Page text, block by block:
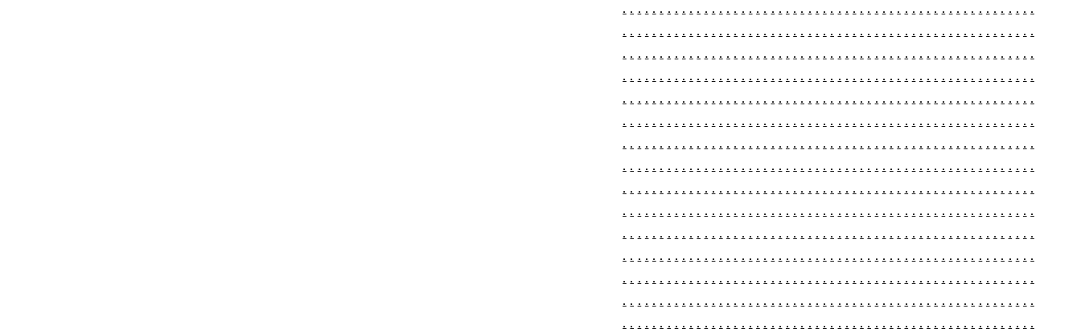
. . . . . . . . . . . . . . . . . . . . . . . . . . . . . . . . . . . . . . . . . . . . . . . . . . . . . . . .
. . . . . . . . . . . . . . . . . . . . . . . . . . . . . . . . . . . . . . . . . . . . . . . . . . . . . . . .
. . . . . . . . . . . . . . . . . . . . . . . . . . . . . . . . . . . . . . . . . . . . . . . . . . . . . . . .
. . . . . . . . . . . . . . . . . . . . . . . . . . . . . . . . . . . . . . . . . . . . . . . . . . . . . . . .
. . . . . . . . . . . . . . . . . . . . . . . . . . . . . . . . . . . . . . . . . . . . . . . . . . . . . . . .
. . . . . . . . . . . . . . . . . . . . . . . . . . . . . . . . . . . . . . . . . . . . . . . . . . . . . . . .
. . . . . . . . . . . . . . . . . . . . . . . . . . . . . . . . . . . . . . . . . . . . . . . . . . . . . . . .
. . . . . . . . . . . . . . . . . . . . . . . . . . . . . . . . . . . . . . . . . . . . . . . . . . . . . . . .
. . . . . . . . . . . . . . . . . . . . . . . . . . . . . . . . . . . . . . . . . . . . . . . . . . . . . . . .
. . . . . . . . . . . . . . . . . . . . . . . . . . . . . . . . . . . . . . . . . . . . . . . . . . . . . . . .
. . . . . . . . . . . . . . . . . . . . . . . . . . . . . . . . . . . . . . . . . . . . . . . . . . . . . . . .
. . . . . . . . . . . . . . . . . . . . . . . . . . . . . . . . . . . . . . . . . . . . . . . . . . . . . . . .
. . . . . . . . . . . . . . . . . . . . . . . . . . . . . . . . . . . . . . . . . . . . . . . . . . . . . . . .
. . . . . . . . . . . . . . . . . . . . . . . . . . . . . . . . . . . . . . . . . . . . . . . . . . . . . . . .
. . . . . . . . . . . . . . . . . . . . . . . . . . . . . . . . . . . . . . . . . . . . . . . . . . . . . . . .